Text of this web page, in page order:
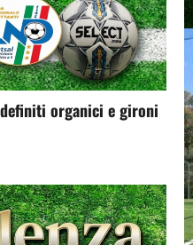
organici e gironi